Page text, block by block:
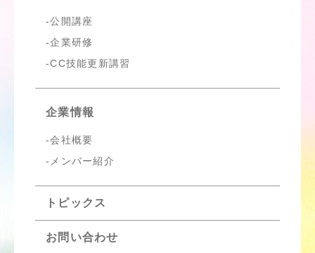
公開講座
企業研修
CC技能更新講習
企業情報
会社概要
メンバー紹介
トピックス
お問い合わせ